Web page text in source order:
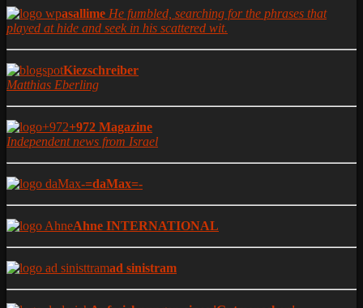
asallime He fumbled, searching for the phrases that
played at hide and seek in his scattered wit.
Kiezschreiber
Matthias Eberling
+972 Magazine
Independent news from Israel
-=daMax=-
Ahne INTERNATIONAL
ad sinistram